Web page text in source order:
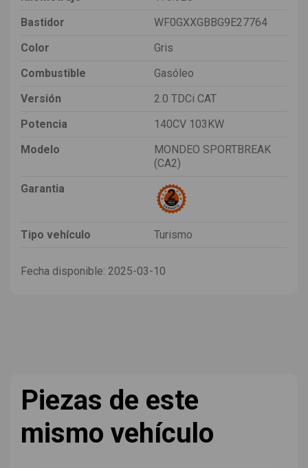
Bastidor
WF0GXXGBBG9E27764
Color
Gris
Combustible
Gasóleo
Versión
2.0 TDCi CAT
Potencia
140CV 103KW
Modelo
MONDEO SPORTBREAK
(CA2)
Garantia
Tipo vehículo Turismo
Fecha disponible: 2025-03-10
Piezas de este
mismo vehículo